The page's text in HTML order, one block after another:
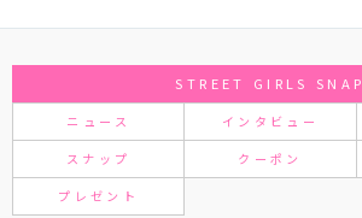
STREET GIRLS SNAP
ニュース インタビュー
スナップ クーポン
プレゼント